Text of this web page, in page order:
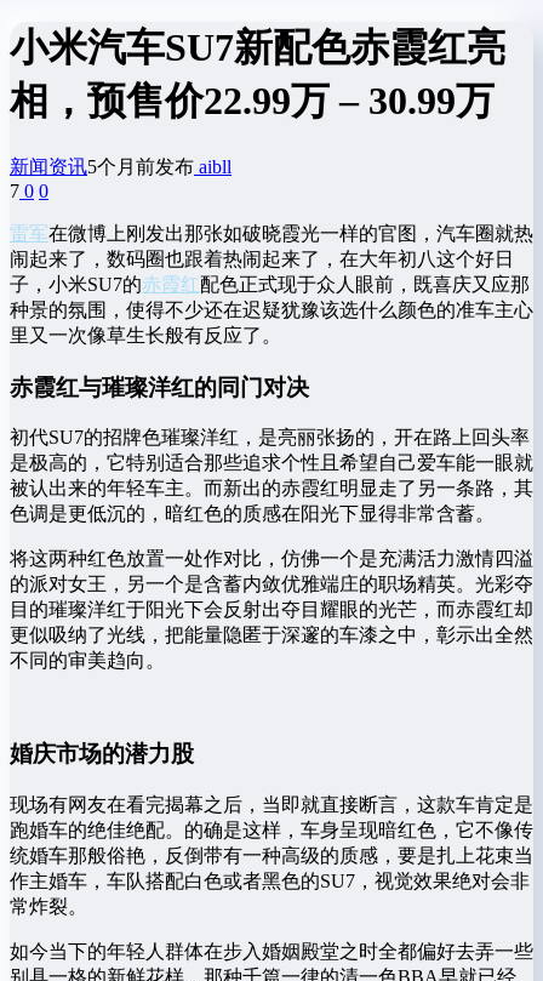
小米汽车SU7新配色赤霞红亮
相，预售价22.99万 – 30.99万
新闻资讯5个月前发布 aibll
7 0 0
雷军在微博上刚发出那张如破晓霞光一样的官图，汽车圈就热
闹起来了，数码圈也跟着热闹起来了，在大年初八这个好日
子，小米SU7的赤霞红配色正式现于众人眼前，既喜庆又应那
种景的氛围，使得不少还在迟疑犹豫该选什么颜色的准车主心
里又一次像草生长般有反应了。
赤霞红与璀璨洋红的同门对决
初代SU7的招牌色璀璨洋红，是亮丽张扬的，开在路上回头率
是极高的，它特别适合那些追求个性且希望自己爱车能一眼就
被认出来的年轻车主。而新出的赤霞红明显走了另一条路，其
色调是更低沉的，暗红色的质感在阳光下显得非常含蓄。
将这两种红色放置一处作对比，仿佛一个是充满活力激情四溢
的派对女王，另一个是含蓄内敛优雅端庄的职场精英。光彩夺
目的璀璨洋红于阳光下会反射出夺目耀眼的光芒，而赤霞红却
更似吸纳了光线，把能量隐匿于深邃的车漆之中，彰示出全然
不同的审美趋向。
婚庆市场的潜力股
现场有网友在看完揭幕之后，当即就直接断言，这款车肯定是
跑婚车的绝佳绝配。的确是这样，车身呈现暗红色，它不像传
统婚车那般俗艳，反倒带有一种高级的质感，要是扎上花束当
作主婚车，车队搭配白色或者黑色的SU7，视觉效果绝对会非
常炸裂。
如今当下的年轻人群体在步入婚姻殿堂之时全都偏好去弄一些
别具一格的新鲜花样，那种千篇一律的清一色BBA早就已经